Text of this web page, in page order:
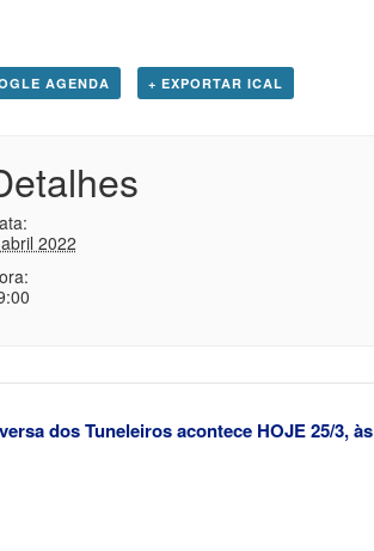
AGENDA + EXPORTAR ICAL
2022
dos Tuneleiros acontece HOJE 25/3, às